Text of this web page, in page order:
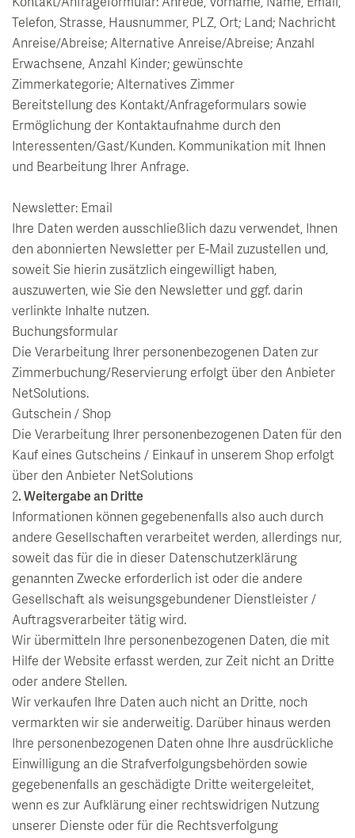
Telefon, Strasse, Hausnummer, PLZ, Ort; Land; Nachricht
Anreise/Abreise; Alternative Anreise/Abreise; Anzahl
Erwachsene, Anzahl Kinder; gewünschte
Zimmerkategorie; Alternatives Zimmer
Bereitstellung des Kontakt/Anfrageformulars sowie
Ermöglichung der Kontaktaufnahme durch den
Interessenten/Gast/Kunden. Kommunikation mit Ihnen
und Bearbeitung Ihrer Anfrage.
Newsletter: Email
Ihre Daten werden ausschließlich dazu verwendet, Ihnen
den abonnierten Newsletter per E-Mail zuzustellen und,
soweit Sie hierin zusätzlich eingewilligt haben,
auszuwerten, wie Sie den Newsletter und ggf. darin
verlinkte Inhalte nutzen.
Buchungsformular
Die Verarbeitung Ihrer personenbezogenen Daten zur
Zimmerbuchung/Reservierung erfolgt über den Anbieter
NetSolutions.
Gutschein / Shop
Die Verarbeitung Ihrer personenbezogenen Daten für den
Kauf eines Gutscheins / Einkauf in unserem Shop erfolgt
über den Anbieter NetSolutions
2. Weitergabe an Dritte
Informationen können gegebenenfalls also auch durch
andere Gesellschaften verarbeitet werden, allerdings nur,
soweit das für die in dieser Datenschutzerklärung
genannten Zwecke erforderlich ist oder die andere
Gesellschaft als weisungsgebundener Dienstleister /
Auftragsverarbeiter tätig wird.
Wir übermitteln Ihre personenbezogenen Daten, die mit
Hilfe der Website erfasst werden, zur Zeit nicht an Dritte
oder andere Stellen.
Wir verkaufen Ihre Daten auch nicht an Dritte, noch
vermarkten wir sie anderweitig. Darüber hinaus werden
Ihre personenbezogenen Daten ohne Ihre ausdrückliche
Einwilligung an die Strafverfolgungsbehörden sowie
gegebenenfalls an geschädigte Dritte weitergeleitet,
wenn es zur Aufklärung einer rechtswidrigen Nutzung
unserer Dienste oder für die Rechtsverfolgung